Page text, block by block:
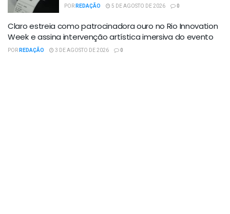
PORREDAÇÃO 5 DE AGOSTO DE 2026 0
Claro estreia como patrocinadora ouro no Rio Innovation
Week e assina intervenção artística imersiva do evento
PORREDAÇÃO 3 DE AGOSTO DE 2026 0